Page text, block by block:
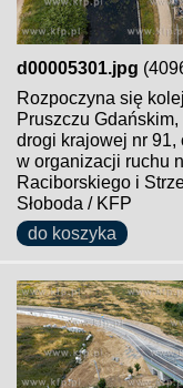
d00005301.jpg
Rozpoczyna się
Pruszczu
drogi krajowej nr 91,
w organizacji ruchu
Raciborskiego i
Słoboda / KFP
do koszyka